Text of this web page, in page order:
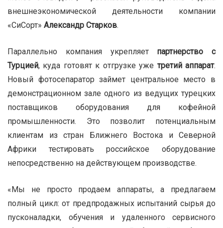
внешнеэкономической деятельности компании
«СиСорт» Александр Старков.
Параллельно компания укрепляет партнерство с
Турцией, куда готовят к отгрузке уже третий аппарат.
Новый фотосепаратор займет центральное место в
демонстрационном зале одного из ведущих турецких
поставщиков оборудования для кофейной
промышленности. Это позволит потенциальным
клиентам из стран Ближнего Востока и Северной
Африки тестировать российское оборудование
непосредственно на действующем производстве.
«Мы не просто продаем аппараты, а предлагаем
полный цикл: от предпродажных испытаний сырья до
пусконаладки, обучения и удаленного сервисного